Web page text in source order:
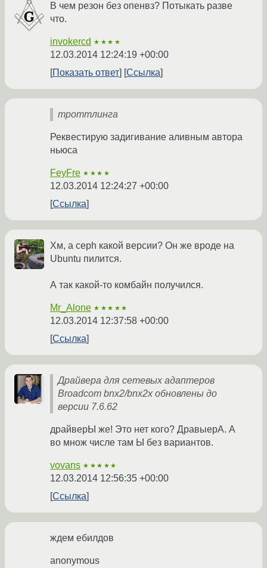
В чем резон без опенвз? Потыкать разве
что.
invokercd ★★★★
12.03.2014 12:24:19 +00:00
Показать ответ
Ссылка
троттлинга
Реквестирую задигивание аливным автора
ньюса
FeyFre ★★★★
12.03.2014 12:24:27 +00:00
Ссылка
Хм, а ceph какой версии? Он же вроде на
Ubuntu пилится.
А так какой-то комбайн получился.
Mr_Alone ★★★★★
12.03.2014 12:37:58 +00:00
Ссылка
Драйвера для сетевых адаптеров
Broadcom bnx2/bnx2x обновлены до
версии 7.6.62
драйверЫ же! Это нет кого? ДравыерА. А
во множ числе там Ы без вариантов.
vovans ★★★★★
12.03.2014 12:56:35 +00:00
Ссылка
ждем ебилдов
anonymous